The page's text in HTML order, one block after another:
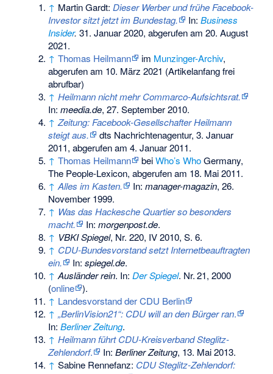
↑ Martin Gardt: Dieser Werber und frühe Facebook-
Investor sitzt jetzt im Bundestag.
In:Business
Insider. 31. Januar 2020, abgerufen am 20. August
2021.
↑ Thomas Heilmann im Munzinger-Archiv,
abgerufen am 10. März 2021 (Artikelanfang frei
abrufbar)
↑ Heilmann nicht mehr Commarco-Aufsichtsrat.
In:meedia.de, 27. September 2010.
↑ Zeitung: Facebook-Gesellschafter Heilmann
steigt aus.
dts Nachrichtenagentur, 3. Januar
2011, abgerufen am 4. Januar 2011.
↑ Thomas Heilmann beiWho’s WhoGermany,
The People-Lexicon, abgerufen am 18. Mai 2011.
↑ Alles im Kasten. In:manager-magazin, 26.
November 1999.
↑ Was das Hackesche Quartier so besonders
macht.
In:morgenpost.de.
↑ VBKI Spiegel, Nr. 220, IV 2010, S. 6.
↑ CDU-Bundesvorstand setzt Internetbeauftragten
ein.
In:spiegel.de.
↑ Ausländer rein. In:Der Spiegel. Nr.21, 2000
(online
).
↑ Landesvorstand der CDU Berlin
↑ „BerlinVision21“: CDU will an den Bürger ran.
In:Berliner Zeitung.
↑ Heilmann führt CDU-Kreisverband Steglitz-
Zehlendorf. In:Berliner Zeitung, 13. Mai 2013.
↑ Sabine Rennefanz: CDU Steglitz-Zehlendorf: